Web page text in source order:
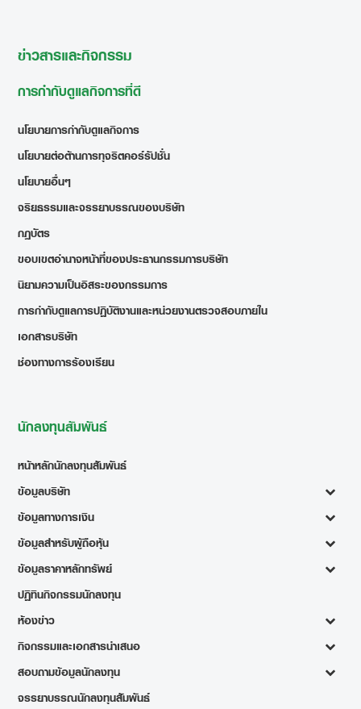
ข่าวสารและกิจกรรม
การกำกับดูแลกิจการที่ดี
นโยบายการกำกับดูแลกิจการ
นโยบายต่อต้านการทุจริตคอร์รัปชั่น
นโยบายอื่นๆ
จริยธรรมและจรรยาบรรณของบริษัท
กฎบัตร
ขอบเขตอำนาจหน้าที่ของประธานกรรมการบริษัท
นิยามความเป็นอิสระของกรรมการ
การกำกับดูแลการปฏิบัติงานและหน่วยงานตรวจสอบภายใน
เอกสารบริษัท
ช่องทางการร้องเรียน
นักลงทุนสัมพันธ์
หน้าหลักนักลงทุนสัมพันธ์
ข้อมูลบริษัท
ข้อมูลทางการเงิน
ข้อมูลสำหรับผู้ถือหุ้น
ข้อมูลราคาหลักทรัพย์
ปฏิทินกิจกรรมนักลงทุน
ห้องข่าว
กิจกรรมและเอกสารนำเสนอ
สอบถามข้อมูลนักลงทุน
จรรยาบรรณนักลงทุนสัมพันธ์